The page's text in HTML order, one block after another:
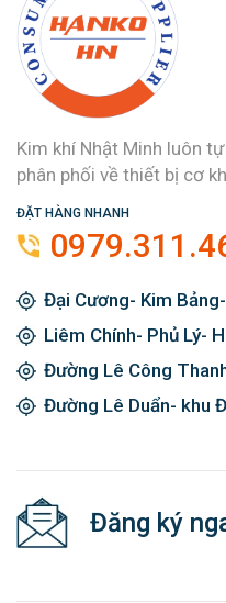
Kim khí Nhật Minh luôn
phân phối về thiết bị cơ
ĐẶT HÀNG NHANH
Đại Cương- Kim
Liêm Chính- Phủ Lý-
Đường Lê Công
Đường Lê Duẩn- khu
Đăng ký